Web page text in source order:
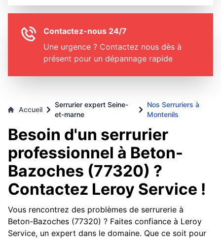
Contactez-nous 24/7
Une urgence ? Contactez nous dès à
présent pour un dépannage rapide
Accueil
Serrurier expert Seine-
et-marne
Nos Serruriers à
Montenils
Besoin d'un serrurier
professionnel à Beton-
Bazoches (77320) ?
Contactez Leroy Service !
Vous rencontrez des problèmes de serrurerie à
Beton-Bazoches (77320) ? Faites confiance à Leroy
Service, un expert dans le domaine. Que ce soit pour